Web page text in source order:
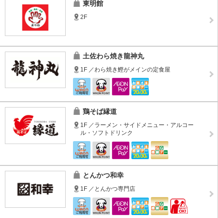
東明館
2F
土佐わら焼き龍神丸
1F ／わら焼き鰹がメインの定食屋
鶏そば縁道
1F ／ラーメン・サイドメニュー・アルコー
ル・ソフトドリンク
とんかつ和幸
1F ／とんかつ専門店